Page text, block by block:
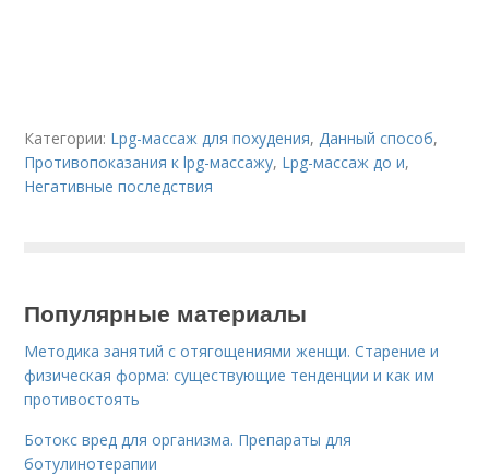
Категории: Lpg-массаж для похудения,Данный способ,
Противопоказания к lpg-массажу, Lpg-массаж до и,
Негативные последствия
Популярные материалы
Методика занятий с отягощениями женщи. Старение и
физическая форма: существующие тенденции и как им
противостоять
Ботокс вред для организма. Препараты для
ботулинотерапии